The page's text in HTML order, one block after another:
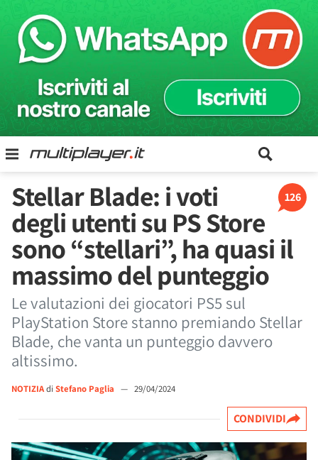
126
Stellar Blade: i voti
degli utenti su PS Store
sono “stellari”, ha quasi il
massimo del punteggio
Le valutazioni dei giocatori PS5 sul
PlayStation Store stanno premiando Stellar
Blade, che vanta un punteggio davvero
altissimo.
NOTIZIAdi Stefano Paglia — 29/04/2024
CONDIVIDI